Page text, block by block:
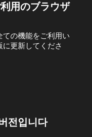
用のブラウザ
の機能をご利用い
更新してくださ
전입니다